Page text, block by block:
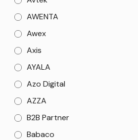
AWENTA
Awex
Axis
AYALA
Azo Digital
AZZA
B2B Partner
Babaco